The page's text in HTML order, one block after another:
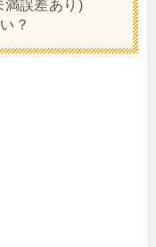
誤差あり)
？